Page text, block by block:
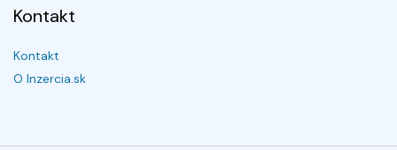
Kontakt
Kontakt
O Inzercia.sk